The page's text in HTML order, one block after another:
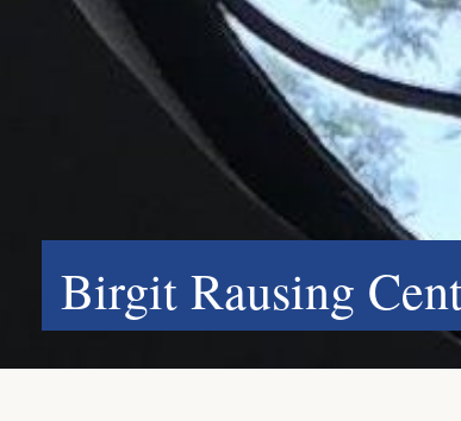
Birgit Rausing